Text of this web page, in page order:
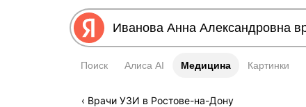
Поиск Алиса AI Медицина
Медицина Картинки
Врачи УЗИ в Ростове-на-Дону